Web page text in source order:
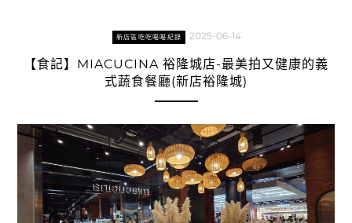
新店區吃吃喝喝紀錄 2025-06-14
【食記】MIACUCINA 裕隆城店-最美拍又健康的義
式蔬食餐廳(新店裕隆城)